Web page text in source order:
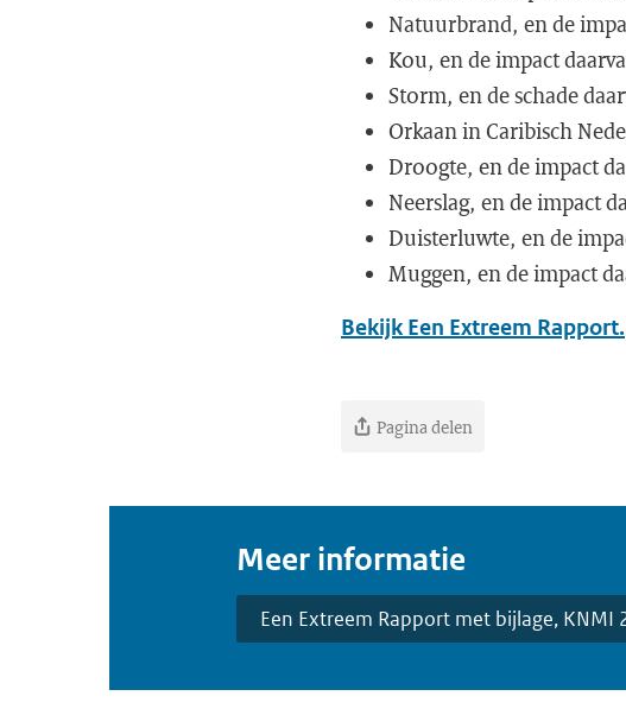
Natuurbrand, en de
Kou, en de impact
Storm, en de schade
Orkaan in Caribisch
Droogte, en de impact
Neerslag, en de impact
Duisterluwte, en de
Muggen, en de impact
Bekijk Een Extreem Rapport.
Pagina delen
Meer informatie
Een Extreem Rapport met bijlage, KNMI